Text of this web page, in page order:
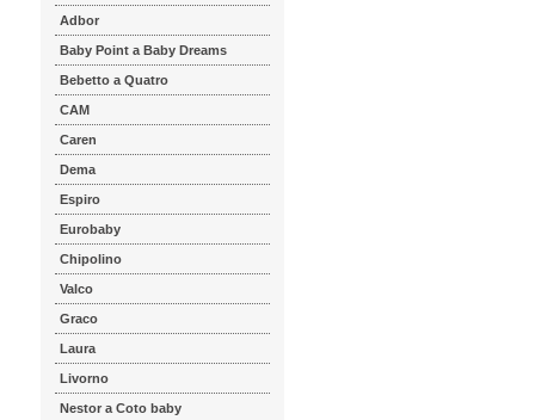
Adbor
Baby Point a Baby Dreams
Bebetto a Quatro
CAM
Caren
Dema
Espiro
Eurobaby
Chipolino
Valco
Graco
Laura
Livorno
Nestor a Coto baby